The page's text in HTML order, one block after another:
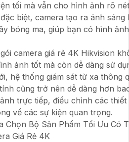
tối mà vẫn cho hình ảnh rõ
biệt, camera tạo ra ánh sáng
bóng ma, giúp bạn có hình
camera giá rẻ 4K Hikvision
ảnh tốt mà còn dễ dàng sử
hệ thống giám sát từ xa thông
cũng trở nên dễ dàng hơn
trực tiếp, điều chỉnh các
về các sự kiện quan trọng.
Chọn Bộ Sản Phẩm Tối Ưu Có
Giá Rẻ 4K